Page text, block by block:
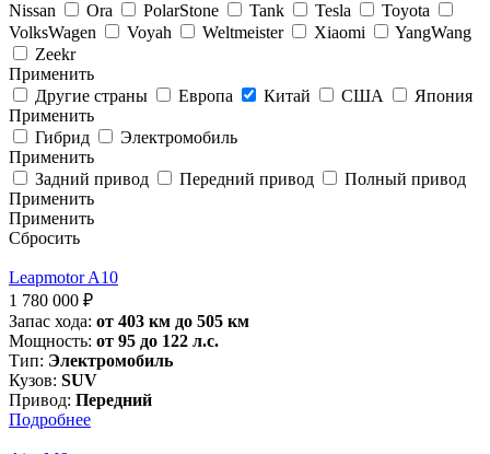
Nissan
Ora PolarStone Tank Tesla
Toyota
VolksWagen
Voyah Weltmeister Xiaomi
YangWang
Zeekr
Применить
Другие страны
Европа Китай США
Япония
Применить
Гибрид
Электромобиль
Применить
Задний привод
Передний привод
Полный привод
Применить
Применить
Сбросить
Leapmotor A10
1 780 000 ₽
Запас хода: от 403 км до 505 км
Мощность: от 95 до 122 л.с.
Тип: Электромобиль
Кузов: SUV
Привод: Передний
Подробнее